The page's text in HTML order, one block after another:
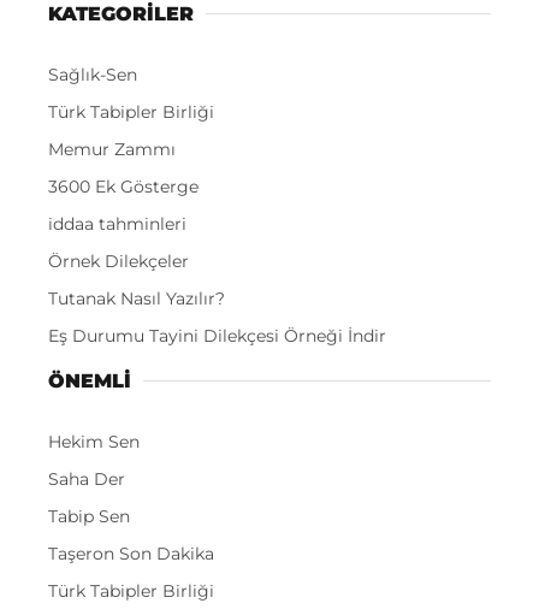
KATEGORİLER
Sağlık-Sen
Türk Tabipler Birliği
Memur Zammı
3600 Ek Gösterge
iddaa tahminleri
Örnek Dilekçeler
Tutanak Nasıl Yazılır?
Eş Durumu Tayini Dilekçesi Örneği İndir
ÖNEMLI
Hekim Sen
Saha Der
Tabip Sen
Taşeron Son Dakika
Türk Tabipler Birliği